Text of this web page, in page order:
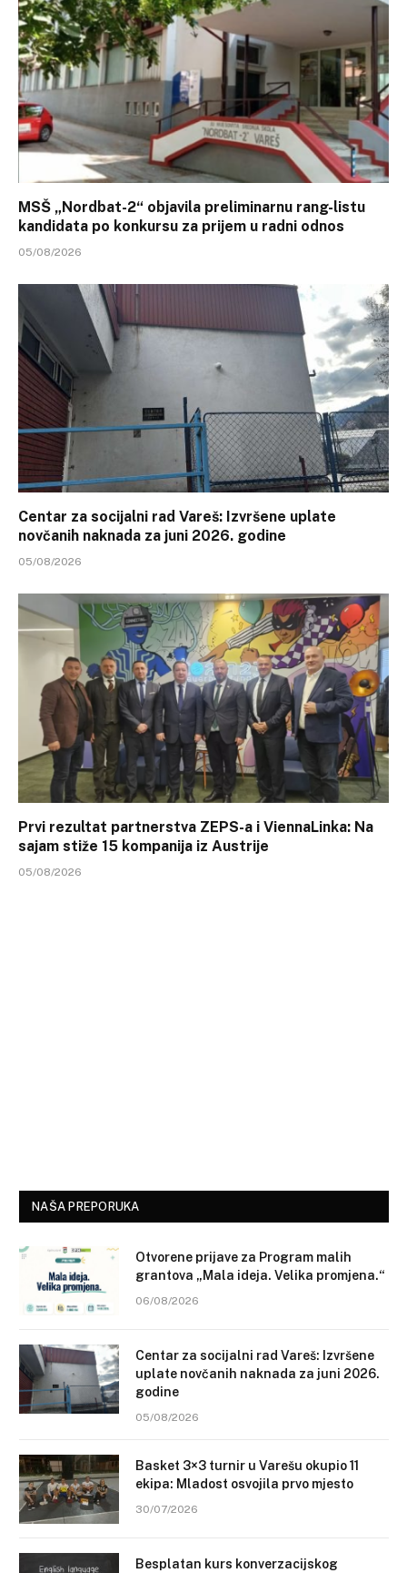
MSŠ „Nordbat-2“ objavila preliminarnu rang-listu
kandidata po konkursu za prijem u radni odnos
05/08/2026
Centar za socijalni rad Vareš: Izvršene uplate
novčanih naknada za juni 2026. godine
05/08/2026
Prvi rezultat partnerstva ZEPS-a i ViennaLinka: Na
sajam stiže 15 kompanija iz Austrije
05/08/2026
NAŠA PREPORUKA
Otvorene prijave za Program malih
grantova „Mala ideja. Velika promjena.“
06/08/2026
Centar za socijalni rad Vareš: Izvršene
uplate novčanih naknada za juni 2026.
godine
05/08/2026
Basket 3×3 turnir u Varešu okupio 11
ekipa: Mladost osvojila prvo mjesto
30/07/2026
Besplatan kurs konverzacijskog